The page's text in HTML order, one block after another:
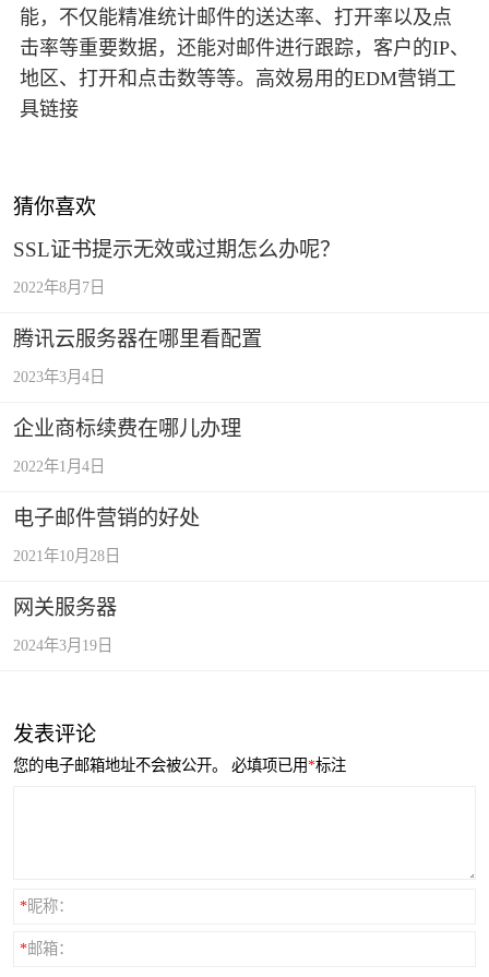
能，不仅能精准统计邮件的送达率、打开率以及点
击率等重要数据，还能对邮件进行跟踪，客户的IP、
地区、打开和点击数等等。高效易用的EDM营销工
具链接
猜你喜欢
SSL证书提示无效或过期怎么办呢？
2022年8月7日
腾讯云服务器在哪里看配置
2023年3月4日
企业商标续费在哪儿办理
2022年1月4日
电子邮件营销的好处
2021年10月28日
网关服务器
2024年3月19日
发表评论
您的电子邮箱地址不会被公开。 必填项已用*标注
*昵称：
*邮箱：